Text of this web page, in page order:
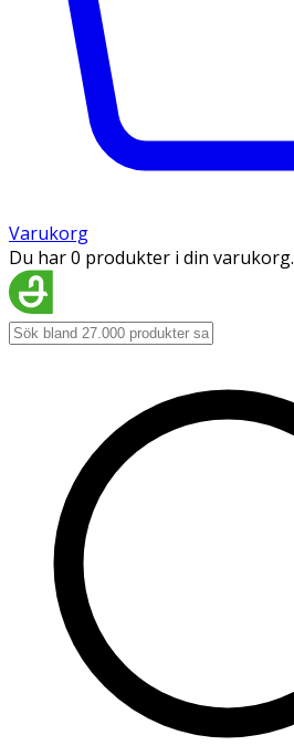
Varukorg
Du har 0 produkter i din varukorg.